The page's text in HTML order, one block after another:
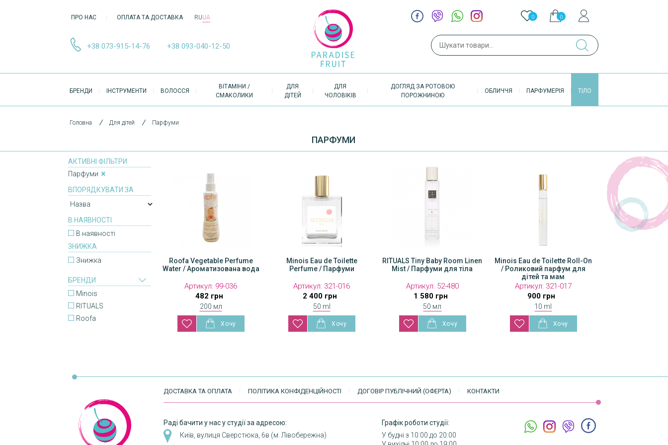
ПРО НАС ОПЛАТА ТА ДОСТАВКА RUUA
+38 073-915-14-76 +38 093-040-12-50
0 0
Пошук
НАВІҐАЦІЯ
БРЕНДИ ІНСТРУМЕНТИ ВОЛОССЯ
ВІТАМІНИ /
СМАКОЛИКИ
ДЛЯ
ДІТЕЙ
ДЛЯ
ЧОЛОВІКІВ
ДОГЛЯД ЗА РОТОВОЮ
ПОРОЖНИНОЮ
ОБЛИЧЧЯ ПАРФУМЕРІЯ ТІЛО
Головна Для дітей Парфуми
ПАРФУМИ
АКТИВНІ ФІЛЬТРИ
Парфуми
ВПОРЯДКУВАТИ ЗА
В НАЯВНОСТІ
В наявності
ЗНИЖКА
Знижка
БРЕНДИ
Minois
RITUALS
Roofa
Roofa Vegetable Perfume
Water / Ароматизована вода
Артикул: 99-036
482 грн
200 мл
Minois Eau de Toilette
Perfume / Парфуми
Артикул: 321-016
2 400 грн
50 ml
RITUALS Tiny Baby Room Linen
Mist / Парфуми для тіла
Артикул: 52-480
1 580 грн
50 мл
Minois Eau de Toilette Roll-On
/ Роликовий парфум для
дітей та мам
Артикул: 321-017
900 грн
10 ml
ДОСТАВКА ТА ОПЛАТА ПОЛІТИКА КОНФІДЕНЦІЙНОСТІ ДОГОВІР ПУБЛІЧНИЙ (ОФЕРТА) КОНТАКТИ
Раді бачити у нас у студії за адресою:
Київ, вулиця Сверстюка, 6в (м. Лівобережна)
Графік роботи студії:
У будні з 10:00 до 20:00